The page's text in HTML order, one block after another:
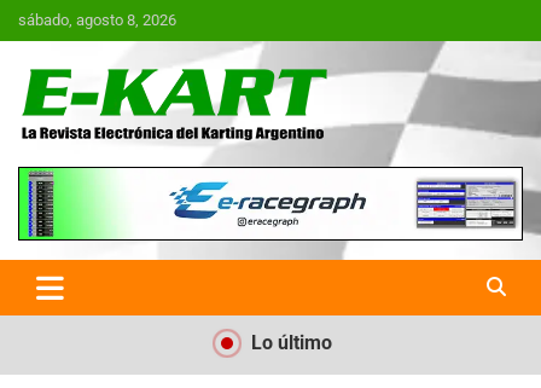
Saltar
al
sábado, agosto 8, 2026
E-Kart.com.ar | La Revista
Electrónica del Karting en
Argentina
Lo último